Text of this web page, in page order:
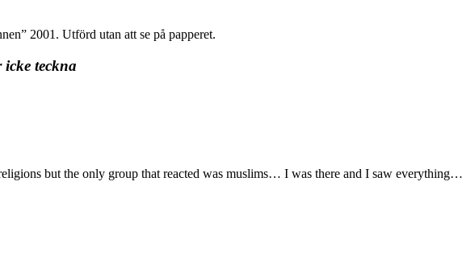
2001. Utförd utan att se på papperet.
icke teckna
but the only group that reacted was muslims… I was there and I saw everything…